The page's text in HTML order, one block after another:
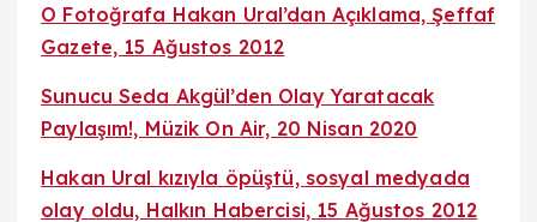
O Fotoğrafa Hakan Ural’dan Açıklama, Şeffaf
Gazete, 15 Ağustos 2012
Sunucu Seda Akgül’den Olay Yaratacak
Paylaşım!, Müzik On Air, 20 Nisan 2020
Hakan Ural kızıyla öpüştü, sosyal medyada
olay oldu, Halkın Habercisi, 15 Ağustos 2012